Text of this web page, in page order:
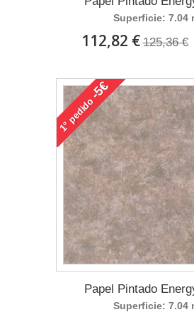
Superficie: 7.04
112,82 € 125,36 €
1°
pedido
-5€
Papel Pintado
Superficie: 7.04